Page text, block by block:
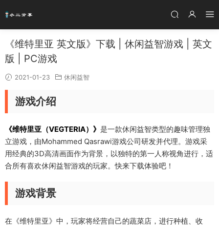
《维特里亚 英文版》下载 | 休闲益智游戏 | 英文
版 | PC游戏
2021-01-23 休闲益智
游戏介绍
《维特里亚（VEGTERIA）》 是一款休闲益智类型的趣味管理独
立游戏，由Mohammed Qasrawi游戏公司研发并代理。游戏采
用经典的3D高清画面作为背景，以独特的第一人称视角进行，适
合所有喜欢休闲益智游戏的玩家。快来下载体验吧！
游戏背景
在《维特里亚》中，玩家将经营自己的蔬菜店，进行种植、收